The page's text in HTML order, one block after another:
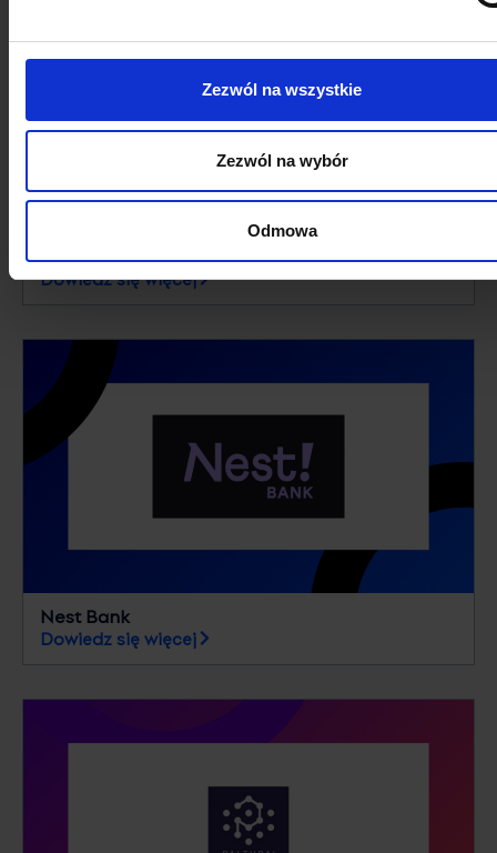
Zezwól na wszystkie
Zezwól na wybór
Odmowa
Self Storage Group
Dowiedz się więcej
Nest Bank
Dowiedz się więcej